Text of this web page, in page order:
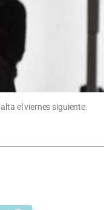
el viernes siguiente.